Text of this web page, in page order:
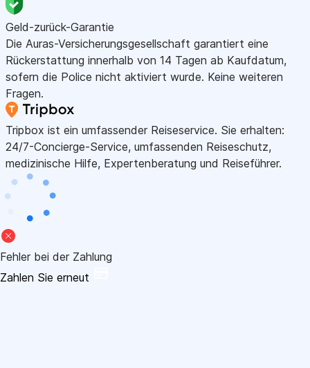
Geld-zurück-Garantie
Die Auras-Versicherungsgesellschaft garantiert eine
Rückerstattung innerhalb von 14 Tagen ab Kaufdatum,
sofern die Police nicht aktiviert wurde. Keine weiteren
Fragen.
Tripbox ist ein umfassender Reiseservice. Sie erhalten:
24/7-Concierge-Service, umfassenden Reiseschutz,
medizinische Hilfe, Expertenberatung und Reiseführer.
Fehler bei der Zahlung
Zahlen Sie erneut